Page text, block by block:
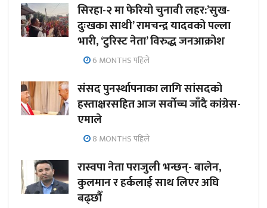
सिरहा-२ मा फेरियो चुनावी लहर:’सुख-
दुःखका साथी’ रामचन्द्र यादवको पल्ला
भारी, ‘टुरिस्ट नेता’ विरुद्ध जनआक्रोश
6 MONTHS पहिले
संसद पुनर्स्थापनाका लागि सांसदको
हस्ताक्षरसहित आज सर्वोच्च जाँदै कांग्रेस-
एमाले
8 MONTHS पहिले
रास्वपा नेता पराजुली भन्छन्- बालेन,
कुलमान र हर्कलाई साथ लिएर अघि
बढ्छौँ